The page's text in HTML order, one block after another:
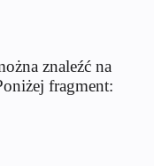
znaleźć na
fragment: